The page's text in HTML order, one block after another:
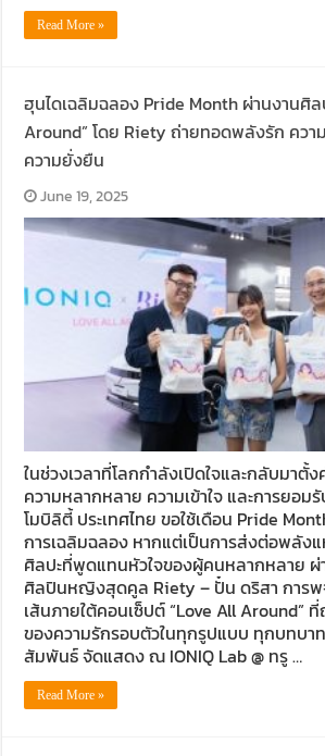
Read More »
ฮุนไดเฉลิมฉลอง Pride Month ผ่านงานศิล
Around” โดย Riety ถ่ายทอดพลังรัก ควา
ความยั่งยืน
June 19, 2025
ในช่วงเวลาที่โลกกำลังเปิดใจและกลับมา
ความหลากหลาย ความเข้าใจ และการยอม
โมบิลิตี้ ประเทศไทย ขอใช้เดือน Pride
การเฉลิมฉลอง หากแต่เป็นการส่งต่อพลัง
ศิลปะที่พูดแทนหัวใจของผู้คนหลากหลาย
ศิลปินหญิงสุดคูล Riety – ปั๋น ดริสา การ
เส้นภายใต้คอนเซ็ปต์ “Love All Around”
ของความรักรอบตัวในทุกรูปแบบ ทุกบทบา
สัมพันธ์ จัดแสดง ณ IONIQ Lab @ ทรู …
Read More »